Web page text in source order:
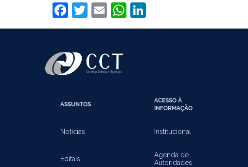
Facebook
Twitter
EmailWhatsApp
ASSUNTOS
Notícias
Editais
ACESSO À
INFORMAÇÃO
Institucional
Agenda de
Autoridades